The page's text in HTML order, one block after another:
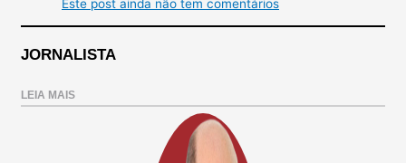
Este post ainda não tem comentários
JORNALISTA
LEIA MAIS